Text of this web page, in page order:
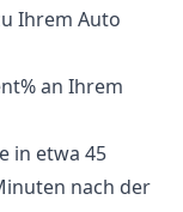
Ihrem Auto
an Ihrem
in etwa 45
nach der